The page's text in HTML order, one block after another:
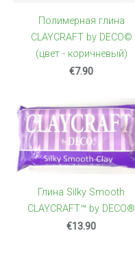
Полимерная глина
CLAYCRAFT by DECO©
(цвет - коричневый)
€7.90
Глина Silky Smooth
CLAYCRAFT™ by DECO®
€13.90